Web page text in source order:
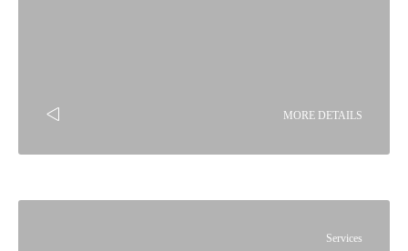
MORE DETAILS
Services